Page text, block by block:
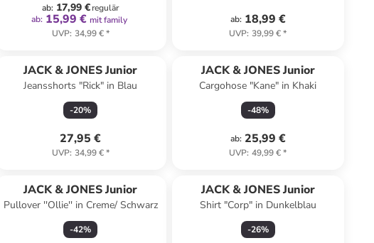
ab: 17,99 €regulär
ab: 15,99 € mit family
UVP: 34,99 €*
ab: 18,99 €
UVP: 39,99 €*
JACK & JONES Junior
Jeansshorts "Rick" in Blau
-20%
27,95 €
UVP: 34,99 €*
JACK & JONES Junior
Cargohose "Kane" in Khaki
-48%
ab: 25,99 €
UVP: 49,99 €*
JACK & JONES Junior
Pullover ''Ollie'' in Creme/ Schwarz
-42%
JACK & JONES Junior
Shirt "Corp" in Dunkelblau
-26%